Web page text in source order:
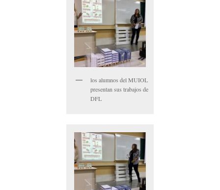
los alumnos del MUIOL
presentan sus trabajos de
DFL